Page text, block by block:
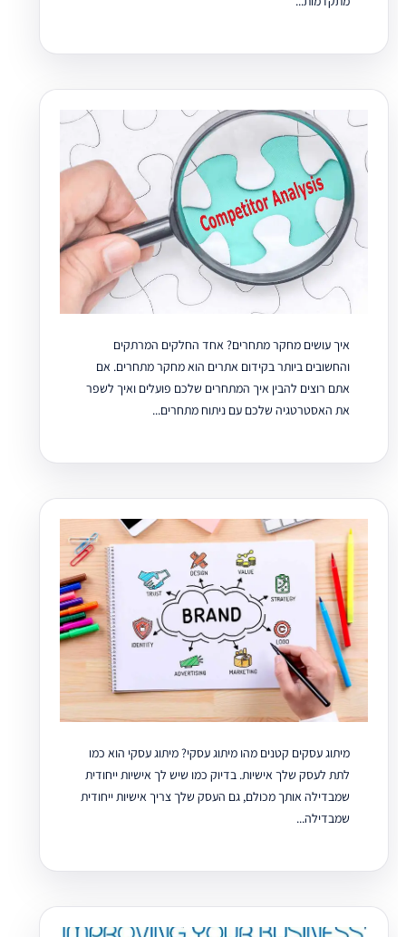
איך עושים מחקר מתחרים? אחד החלקים המרתקים
והחשובים ביותר בקידום אתרים הוא מחקר מתחרים. אם
אתם רוצים להבין איך המתחרים שלכם פועלים ואיך לשפר
את האסטרטגיה שלכם עם ניתוח מתחרים...
מיתוג עסקים קטנים מהו מיתוג עסקי? מיתוג עסקי הוא כמו
לתת לעסק שלך אישיות. בדיוק כמו שיש לך אישיות ייחודית
שמבדילה אותך מכולם, גם העסק שלך צריך אישיות ייחודית
שמבדילה...